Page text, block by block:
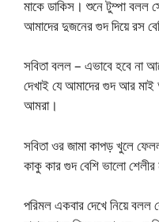
মাকে ডাকিস। শুনে টুম্পা বলল
আমাদের দুজনের গুদ দিয়ে রস
সবিতা বলল – এভাবে হবে না
দেখাই যে আমাদের গুদ আর
আমরা।
সবিতা ওর জামা কাপড় খুলে
কাকু কার গুদ বেশি ভালো
পরিমল একবার দেখে নিয়ে বলল